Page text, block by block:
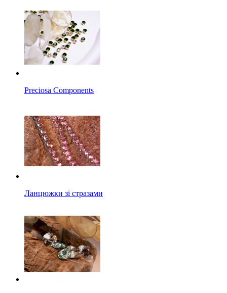
Preciosa Components
Ланцюжки зі стразами